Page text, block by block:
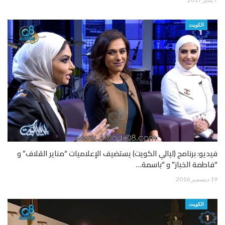
الكويت
فيديو: برنامج (ليالي الكويت) يستضيف الإعلاميات “مناير القلاف” و
“فاطمة الخباز” و “باسمة…
19 ديسمبر 2016
الكويت